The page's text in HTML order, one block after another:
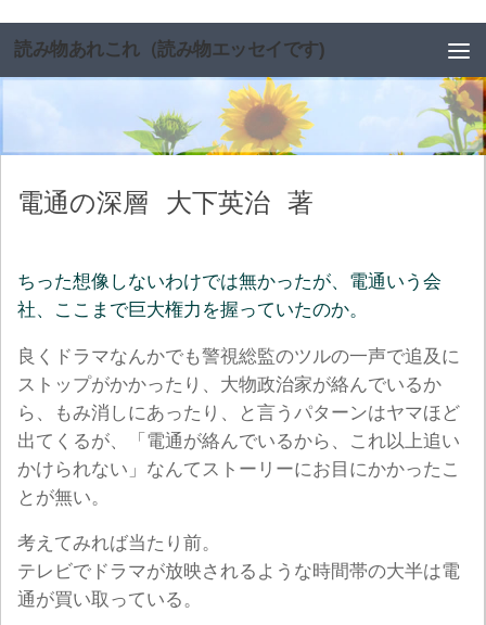
読み物あれこれ（読み物エッセイです)
電通の深層 大下英治 著
ちった想像しないわけでは無かったが、電通いう会
社、ここまで巨大権力を握っていたのか。
良くドラマなんかでも警視総監のツルの一声で追及に
ストップがかかったり、大物政治家が絡んでいるか
ら、もみ消しにあったり、と言うパターンはヤマほど
出てくるが、「電通が絡んでいるから、これ以上追い
かけられない」なんてストーリーにお目にかかったこ
とが無い。
考えてみれば当たり前。
テレビでドラマが放映されるような時間帯の大半は電
通が買い取っている。